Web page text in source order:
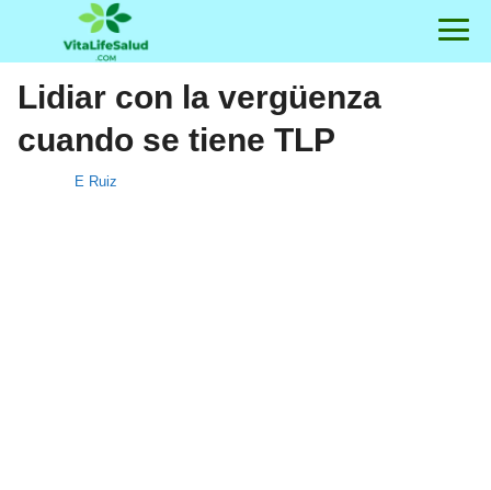
Lidiar con la vergüenza
cuando se tiene TLP
E Ruiz